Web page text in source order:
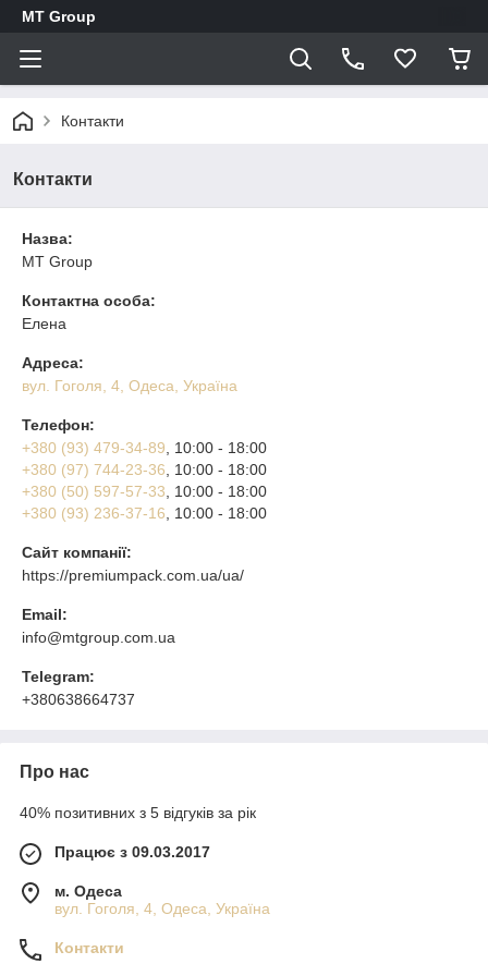
MT Group
Контакти
Контакти
Назва:
MT Group
Контактна особа:
Елена
Адреса:
вул. Гоголя, 4, Одеса, Україна
Телефон:
+380 (93) 479-34-89 , 10:00 - 18:00
+380 (97) 744-23-36 , 10:00 - 18:00
+380 (50) 597-57-33 , 10:00 - 18:00
+380 (93) 236-37-16 , 10:00 - 18:00
Сайт компанії:
https://premiumpack.com.ua/ua/
Email:
info@mtgroup.com.ua
Telegram:
+380638664737
Про нас
40% позитивних з 5 відгуків за рік
Працює з 09.03.2017
м. Одеса
вул. Гоголя, 4, Одеса, Україна
Контакти